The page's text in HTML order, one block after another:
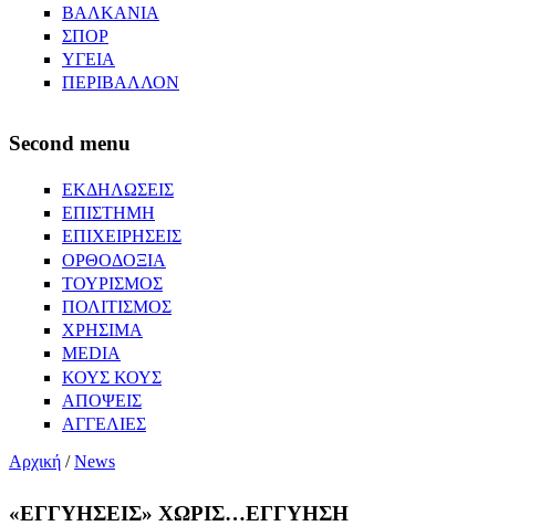
ΒΑΛΚΑΝΙΑ
ΣΠΟΡ
ΥΓΕΙΑ
ΠΕΡΙΒΑΛΛΟΝ
Second menu
ΕΚΔΗΛΩΣΕΙΣ
ΕΠΙΣΤΗΜΗ
ΕΠΙΧΕΙΡΗΣΕΙΣ
ΟΡΘΟΔΟΞΙΑ
ΤΟΥΡΙΣΜΟΣ
ΠΟΛΙΤΙΣΜΟΣ
ΧΡΗΣΙΜΑ
MEDIA
ΚΟΥΣ ΚΟΥΣ
ΑΠΟΨΕΙΣ
ΑΓΓΕΛΙΕΣ
Αρχική /News
«ΕΓΓΥΗΣΕΙΣ» ΧΩΡΙΣ…ΕΓΓΥΗΣΗ